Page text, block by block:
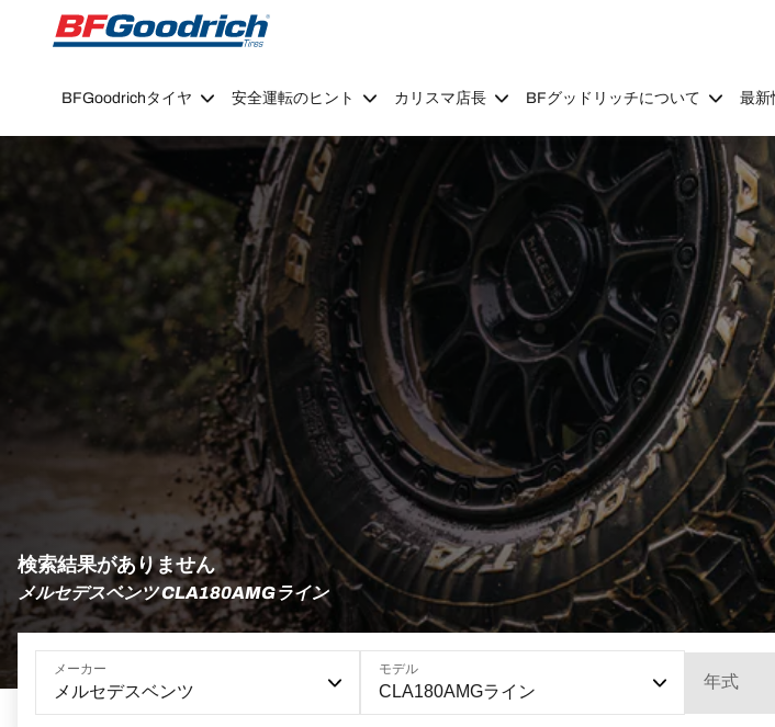
Go to page content
Go to page navigation
BFGoodrichタイヤ 安全運転のヒント カリスマ店長 BFグッドリッチについて 最新
検索結果がありません
メルセデスベンツ CLA180AMGライン
メーカー
メルセデスベンツ
モデル
CLA180AMGライン
年式